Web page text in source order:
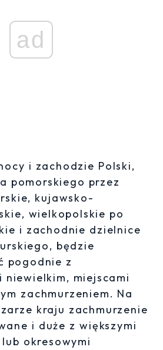
ad
i zachodzie Polski,
pomorskiego przez
kujawsko-
wielkopolskie po
i zachodnie dzielnice
będzie
pogodnie z
niewielkim, miejscami
zachmurzeniem. Na
kraju zachmurzenie
i duże z większymi
okresowymi